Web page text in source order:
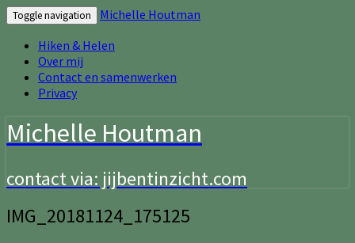
Toggle navigation
Michelle Houtman
Hiken & Helen
Over mij
Contact en samenwerken
Privacy
Michelle Houtman
contact via: jijbentinzicht.com
IMG_20181124_175125